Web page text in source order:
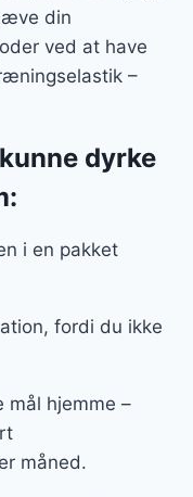
din
ved at have
–
dyrke
i en pakket
fordi du ikke
mål hjemme –
måned.